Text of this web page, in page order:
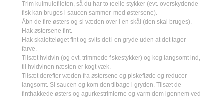
Trim kulmulefileten, så du har to reelle stykker (evt. overskydende
fisk kan bruges i saucen sammen med østersene).
Åbn de fire østers og si væden over i en skål (den skal bruges).
Hak østersene fint.
Hak skalotteløget fint og svits det i en gryde uden at det tager
farve.
Tilsæt hvidvin (og evt. trimmede fiskestykker) og kog langsomt ind,
til hvidvinen næsten er kogt væk.
Tilsæt derefter væden fra østersene og piskefløde og reducer
langsomt. Si saucen og kom den tilbage i gryden. Tilsæt de
finthakkede østers og agurkestrimlerne og varm dem igennem ved